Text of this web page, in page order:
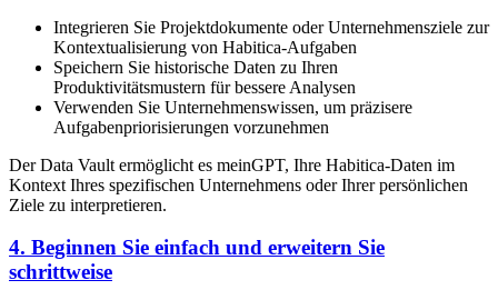
Integrieren Sie Projektdokumente oder Unternehmensziele zur
Kontextualisierung von Habitica-Aufgaben
Speichern Sie historische Daten zu Ihren
Produktivitätsmustern für bessere Analysen
Verwenden Sie Unternehmenswissen, um präzisere
Aufgabenpriorisierungen vorzunehmen
Der Data Vault ermöglicht es meinGPT, Ihre Habitica-Daten im
Kontext Ihres spezifischen Unternehmens oder Ihrer persönlichen
Ziele zu interpretieren.
4. Beginnen Sie einfach und erweitern Sie
schrittweise